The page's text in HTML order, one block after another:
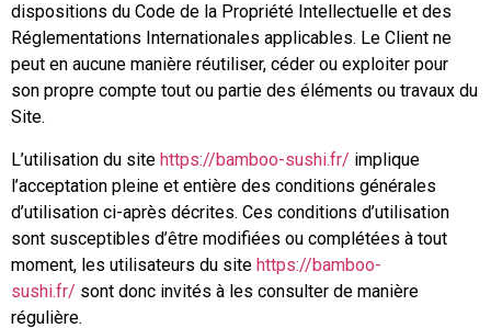
dispositions du Code de la Propriété Intellectuelle et des
Réglementations Internationales applicables. Le Client ne
peut en aucune manière réutiliser, céder ou exploiter pour
son propre compte tout ou partie des éléments ou travaux du
Site.
L’utilisation du site https://bamboo-sushi.fr/ implique
l’acceptation pleine et entière des conditions générales
d’utilisation ci-après décrites. Ces conditions d’utilisation
sont susceptibles d’être modifiées ou complétées à tout
moment, les utilisateurs du site https://bamboo-
sushi.fr/ sont donc invités à les consulter de manière
régulière.